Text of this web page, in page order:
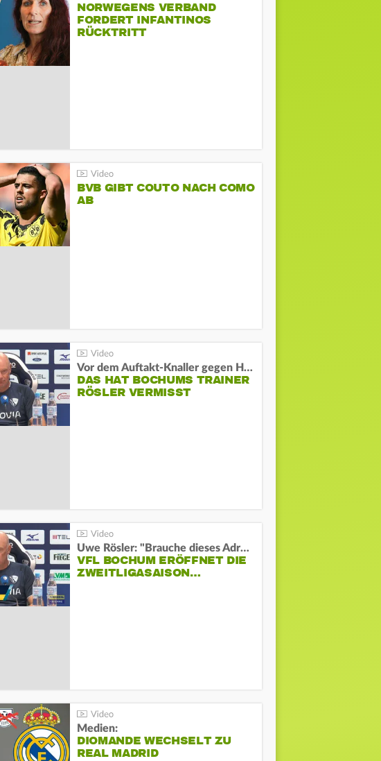
NORWEGENS VERBAND
FORDERT INFANTINOS
RÜCKTRITT
BVB GIBT COUTO NACH COMO
AB
Vor dem Auftakt-Knaller gegen Hertha:
DAS HAT BOCHUMS TRAINER
RÖSLER VERMISST
Uwe Rösler: "Brauche dieses Adrenalin"
VFL BOCHUM ERÖFFNET DIE
ZWEITLIGASAISON…
Medien:
DIOMANDE WECHSELT ZU
REAL MADRID